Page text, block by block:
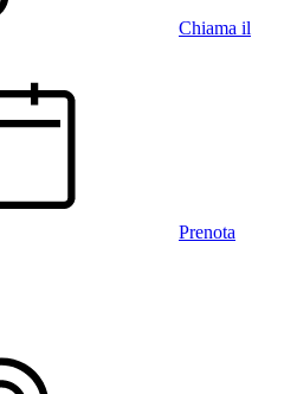
Chiama il
Prenota